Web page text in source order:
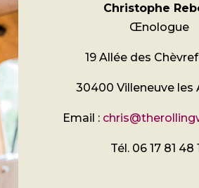
Christophe
Œnologue
19 Allée des
30400 Villeneuve les
Email :
Tél. 06 17 81 48